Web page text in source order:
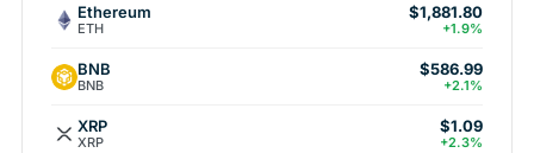
Ethereum
ETH
$1,881.80
+1.9%
BNB
BNB
$586.99
+2.1%
XRP
XRP
$1.09
+2.3%